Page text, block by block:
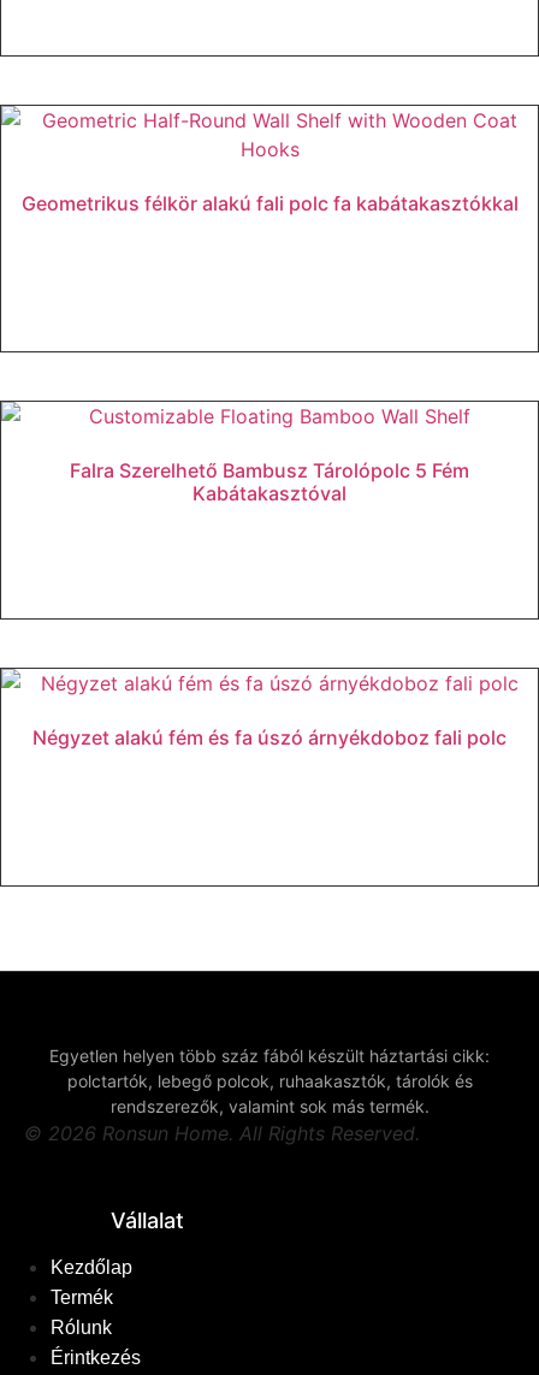
Geometrikus félkör alakú fali polc fa kabátakasztókkal
Falra Szerelhető Bambusz Tárolópolc 5 Fém
Kabátakasztóval
Négyzet alakú fém és fa úszó árnyékdoboz fali polc
Egyetlen helyen több száz fából készült háztartási cikk:
polctartók, lebegő polcok, ruhaakasztók, tárolók és
rendszerezők, valamint sok más termék.
© 2026 Ronsun Home. All Rights Reserved.
Vállalat
Kezdőlap
Termék
Rólunk
Érintkezés